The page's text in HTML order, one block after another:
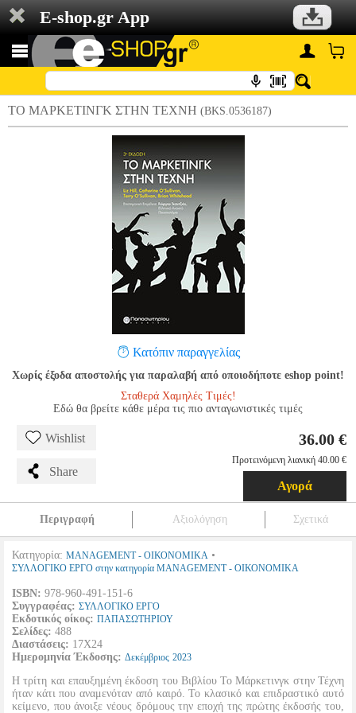
E-shop.gr App
ΤΟ ΜΑΡΚΕΤΙΝΓΚ ΣΤΗΝ ΤΕΧΝΗ (BKS.0536187)
Κατόπιν παραγγελίας
Χωρίς έξοδα αποστολής για παραλαβή από οποιοδήποτε eshop point!
Σταθερά Χαμηλές Τιμές!
Εδώ θα βρείτε κάθε μέρα τις πιο ανταγωνιστικές τιμές
Wishlist
Share
36.00 €
Προτεινόμενη λιανική 40.00 €
Αγορά
Περιγραφή Αξιολόγηση Σχετικά
Κατηγορία: MANAGEMENT - ΟΙΚΟΝΟΜΙΚΑ •
ΣΥΛΛΟΓΙΚΟ ΕΡΓΟ στην κατηγορία MANAGEMENT - ΟΙΚΟΝΟΜΙΚΑ
ISBN: 978-960-491-151-6
Συγγραφέας: ΣΥΛΛΟΓΙΚΟ ΕΡΓΟ
Εκδοτικός οίκος: ΠΑΠΑΣΩΤΗΡΙΟΥ
Σελίδες: 488
Διαστάσεις: 17Χ24
Ημερομηνία Έκδοσης: Δεκέμβριος 2023
Η τρίτη και επαυξημένη έκδοση του Βιβλίου Το Μάρκετινγκ στην Τέχνη
ήταν κάτι που αναμενόταν από καιρό. Το κλασικό και επιδραστικό αυτό
κείμενο, που άνοιξε νέους δρόμους την εποχή της πρώτης έκδοσής του,